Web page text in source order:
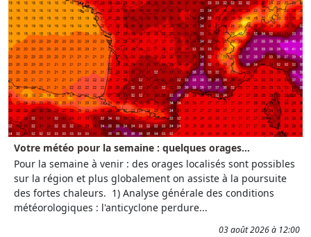
Votre météo pour la semaine : quelques orages...
Pour la semaine à venir : des orages localisés sont possibles
sur la région et plus globalement on assiste à la poursuite
des fortes chaleurs. 1) Analyse générale des conditions
météorologiques : l'anticyclone perdure...
03 août 2026 à 12:00